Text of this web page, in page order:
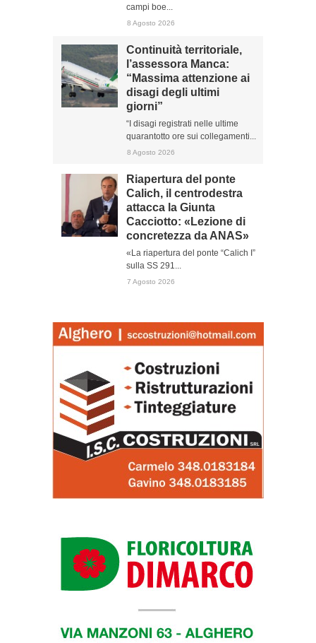
campi boe...
8 Agosto 2026
Continuità territoriale,
l’assessora Manca:
“Massima attenzione ai
disagi degli ultimi
giorni”
“I disagi registrati nelle ultime
quarantotto ore sui collegamenti...
8 Agosto 2026
Riapertura del ponte
Calich, il centrodestra
attacca la Giunta
Cacciotto: «Lezione di
concretezza da ANAS»
«La riapertura del ponte “Calich I”
sulla SS 291...
7 Agosto 2026